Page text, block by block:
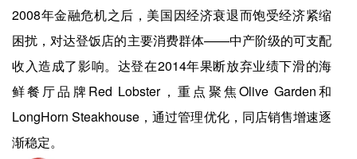
2008年金融危机之后，美国因经济衰退而饱受经济紧缩
困扰，对达登饭店的主要消费群体——中产阶级的可支配
收入造成了影响。达登在2014年果断放弃业绩下滑的海
鲜餐厅品牌Red Lobster，重点聚焦Olive Garden和
LongHorn Steakhouse，通过管理优化，同店销售增速逐
渐稳定。